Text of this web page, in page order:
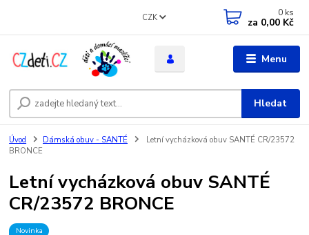
Menu
CZK
Hledat
0 ks
za 0,00 Kč
Úvod Dámská obuv - SANTÉ
Letní vycházková obuv SANTÉ CR/23572
BRONCE
Letní vycházková obuv SANTÉ
CR/23572 BRONCE
Novinka